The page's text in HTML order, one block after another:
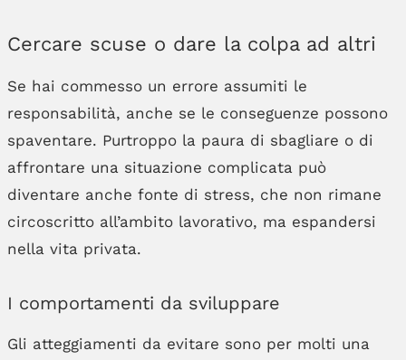
Cercare scuse o dare la colpa ad altri
Se hai commesso un errore assumiti le
responsabilità, anche se le conseguenze possono
spaventare. Purtroppo la paura di sbagliare o di
affrontare una situazione complicata può
diventare anche fonte di stress, che non rimane
circoscritto all’ambito lavorativo, ma espandersi
nella vita privata.
I comportamenti da sviluppare
Gli atteggiamenti da evitare sono per molti una